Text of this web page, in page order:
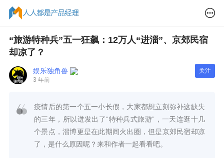
“旅游特种兵”五一狂飙：12万人“进淄”、京郊民宿
却凉了？
娱乐独角兽
3 年前
关注
疫情后的第一个五一小长假，大家都想立刻弥补这缺失
的三年，所以迸发出了“特种兵式旅游”，一天连逛十几
个景点，淄博更是在此期间火出圈，但是京郊民宿却凉
了，是什么原因呢？来和作者一起看看吧。